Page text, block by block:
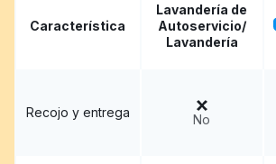
Característica
Lavandería de
Autoservicio/
Lavandería
Recojo y entrega No